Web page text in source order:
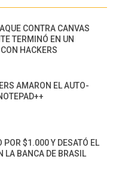
CONTRA CANVAS
TERMINÓ EN UN
HACKERS
AMARON EL AUTO-
POR $1.000 Y DESATÓ EL
LA BANCA DE BRASIL